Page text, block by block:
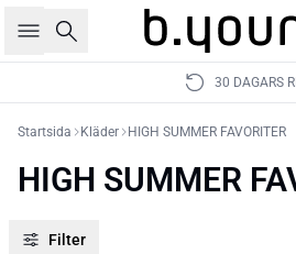
Sök
30 DAGARS
Startsida Kläder HIGH SUMMER FAVORITER
HIGH SUMMER
Filter